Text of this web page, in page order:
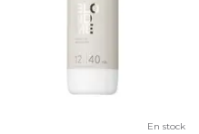
En stock